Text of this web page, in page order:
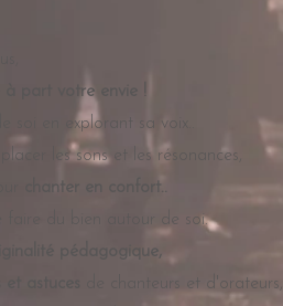
à part votre envie !
soi en explorant sa voix..
les sons et les résonances,
chanter en confort..
faire du bien autour de soi.
pédagogique,
de chanteurs et d'orateurs,